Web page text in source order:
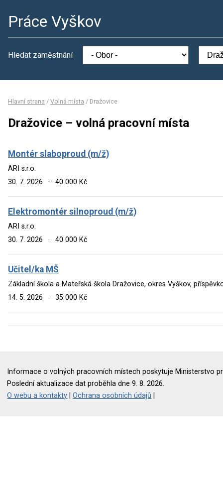
Práce Vyškov
Hledat zaměstnání
Hlavní strana / Volná místa / Dražovice
Dražovice – volná pracovní místa
Montér slaboproud (m/ž)
ARI s.r.o.
30. 7. 2026
· 40 000 Kč
Elektromontér silnoproud (m/ž)
ARI s.r.o.
30. 7. 2026
· 40 000 Kč
Učitel/ka MŠ
Základní škola a Mateřská škola Dražovice, okres Vyškov,
14. 5. 2026
· 35 000 Kč
Informace o volných pracovních místech poskytuje Ministerstvo
Poslední aktualizace dat proběhla dne 9. 8. 2026.
O webu a kontakty |Ochrana osobních údajů